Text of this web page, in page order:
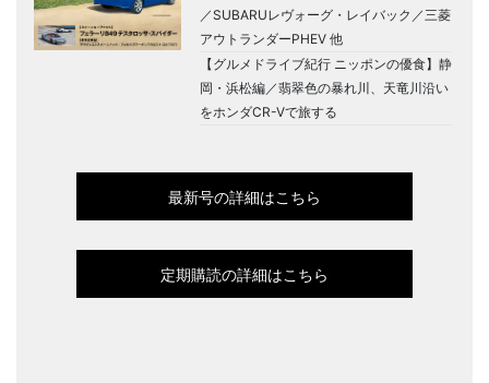
／SUBARUレヴォーグ・レイバック／三菱
アウトランダーPHEV 他
【グルメドライブ紀行 ニッポンの優食】静
岡・浜松編／翡翠色の暴れ川、天竜川沿い
をホンダCR-Vで旅する
最新号の詳細はこちら
定期購読の詳細はこちら